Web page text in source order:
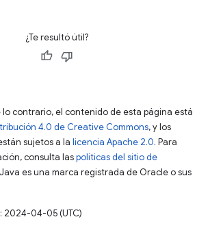
¿Te resultó útil?
lo contrario, el contenido de esta página está
4.0 de Creative Commons, y los
sujetos a la licencia Apache 2.0. Para
consulta laspolíticas del sitio de
es una marca registrada de Oracle o sus
2024-04-05 (UTC)